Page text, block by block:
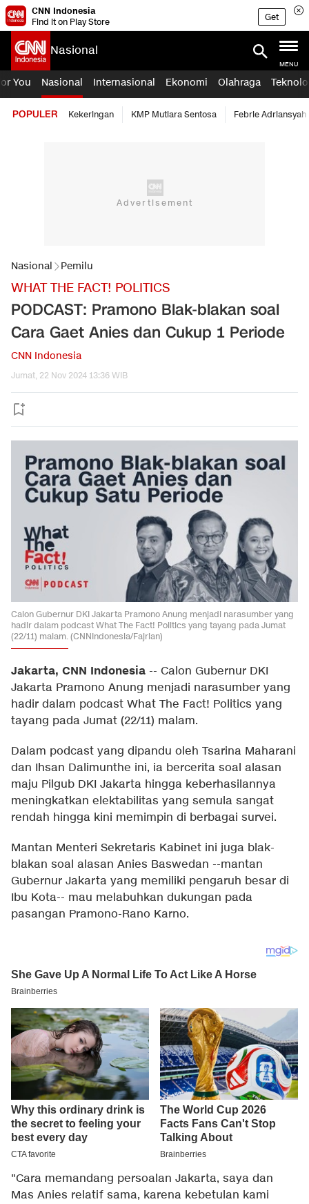
CNN Indonesia
Find it on Play Store
Get
Nasional
MENU
You Nasional Internasional Ekonomi Olahraga
POPULER Kekeringan KMP Mutiara Sentosa Febrie Adriansyah
Nasional Pemilu
WHAT THE FACT! POLITICS
PODCAST: Pramono Blak-blakan soal
Cara Gaet Anies dan Cukup 1 Periode
CNN Indonesia
Jumat, 22 Nov 2024 13:36 WIB
Calon Gubernur DKI Jakarta Pramono Anung menjadi narasumber yang
hadir dalam podcast What The Fact! Politics yang tayang pada Jumat
(22/11) malam. (CNNIndonesia/Fajrian)
Jakarta, CNN Indonesia -- Calon Gubernur DKI
Jakarta Pramono Anung menjadi narasumber yang
hadir dalam podcast What The Fact! Politics yang
tayang pada Jumat (22/11) malam.
Dalam podcast yang dipandu oleh Tsarina Maharani
dan Ihsan Dalimunthe ini, ia bercerita soal alasan
maju Pilgub DKI Jakarta hingga keberhasilannya
meningkatkan elektabilitas yang semula sangat
rendah hingga kini memimpin di berbagai survei.
Mantan Menteri Sekretaris Kabinet ini juga blak-
blakan soal alasan Anies Baswedan --mantan
Gubernur Jakarta yang memiliki pengaruh besar di
Ibu Kota-- mau melabuhkan dukungan pada
pasangan Pramono-Rano Karno.
"Cara memandang persoalan Jakarta, saya dan
Mas Anies relatif sama, karena kebetulan kami